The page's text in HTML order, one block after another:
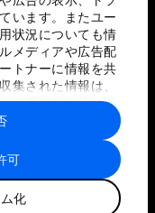
います。またユー
状況についても情
メディアや広告配
トナーに情報を共
集された情報は、
に提供した他の情
ビスを使用した際
合わされ、各パー
ることがありま
可
化